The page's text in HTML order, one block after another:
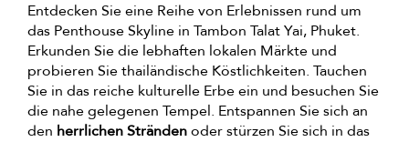
Entdecken Sie eine Reihe von Erlebnissen rund um
das Penthouse Skyline in Tambon Talat Yai, Phuket.
Erkunden Sie die lebhaften lokalen Märkte und
probieren Sie thailändische Köstlichkeiten. Tauchen
Sie in das reiche kulturelle Erbe ein und besuchen Sie
die nahe gelegenen Tempel. Entspannen Sie sich an
den herrlichen Strändenoder stürzen Sie sich in das